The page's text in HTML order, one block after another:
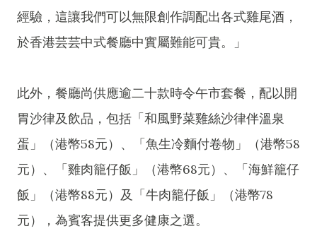
經驗，這讓我們可以無限創作調配出各式雞尾酒，
於香港芸芸中式餐廳中實屬難能可貴。」
此外，餐廳尚供應逾二十款時令午市套餐，配以開
胃沙律及飲品，包括「和風野菜雞絲沙律伴溫泉
蛋」（港幣58元）、「魚生冷麵付卷物」（港幣58
元）、「雞肉籠仔飯」（港幣68元）、「海鮮籠仔
飯」（港幣88元）及「牛肉籠仔飯」（港幣78
元），為賓客提供更多健康之選。